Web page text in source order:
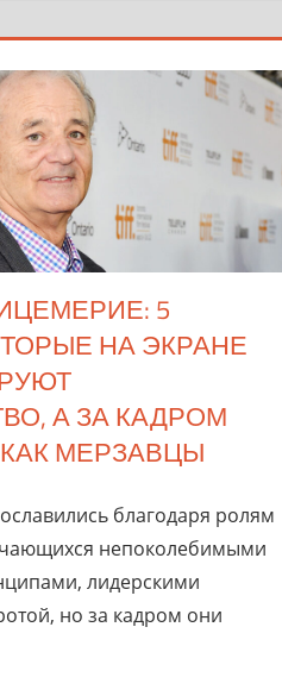
5
НА ЭКРАНЕ
А ЗА КАДРОМ
МЕРЗАВЦЫ
благодаря ролям
непоколебимыми
лидерскими
но за кадром они